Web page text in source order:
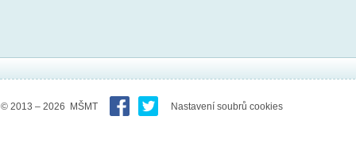
© 2013 – 2026 MŠMT Nastavení soubrů cookies